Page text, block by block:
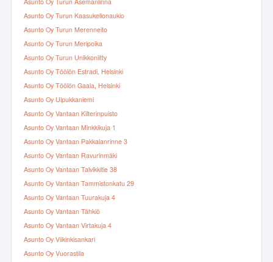
Asunto Oy Turun Asemanlinna
Asunto Oy Turun Kaasukellonaukio
Asunto Oy Turun Merenneito
Asunto Oy Turun Meripoika
Asunto Oy Turun Unikkoniitty
Asunto Oy Töölön Estradi, Helsinki
Asunto Oy Töölön Gaala, Helsinki
Asunto Oy Ulpukkaniemi
Asunto Oy Vantaan Kilterinpuisto
Asunto Oy Vantaan Minkkikuja 1
Asunto Oy Vantaan Pakkalanrinne 3
Asunto Oy Vantaan Ravurinmäki
Asunto Oy Vantaan Talvikkitie 38
Asunto Oy Vantaan Tammistonkatu 29
Asunto Oy Vantaan Tuurakuja 4
Asunto Oy Vantaan Tähkiö
Asunto Oy Vantaan Virtakuja 4
Asunto Oy Viikinkisankari
Asunto Oy Vuorastila